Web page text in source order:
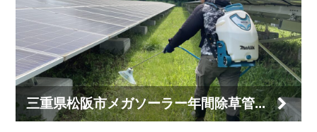
三重県松阪市メガソーラー年間除草管...